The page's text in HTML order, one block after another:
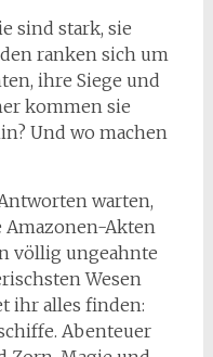
sind stark, sie
ranken sich um
ihre Siege und
kommen sie
Und wo machen
warten,
Amazonen-Akten
völlig ungeahnte
Wesen
ihr alles finden:
Abenteuer